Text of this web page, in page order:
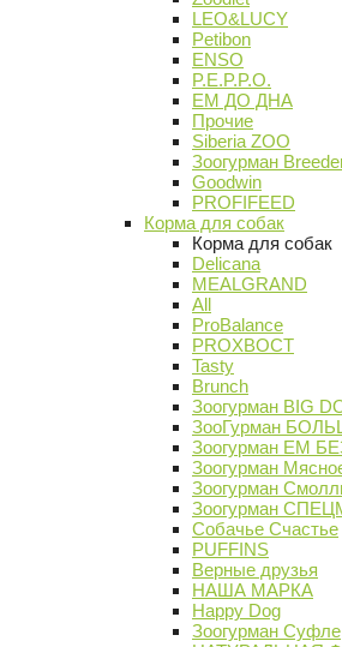
LEO&LUCY
Petibon
ENSO
P.E.P.P.O.
ЕМ ДО ДНА
Прочие
Siberia ZOO
Зоогурман
Goodwin
PROFIFEED
Корма для собак
Корма для собак
Delicana
MEALGRAND
All
ProBalance
PROХВОСТ
Tasty
Brunch
Зоогурман BIG
ЗооГурман
Зоогурман ЕМ
Зоогурман
Зоогурман
Зоогурман
Собачье Счастье
PUFFINS
Верные друзья
НАША МАРКА
Happy Dog
Зоогурман Суфле